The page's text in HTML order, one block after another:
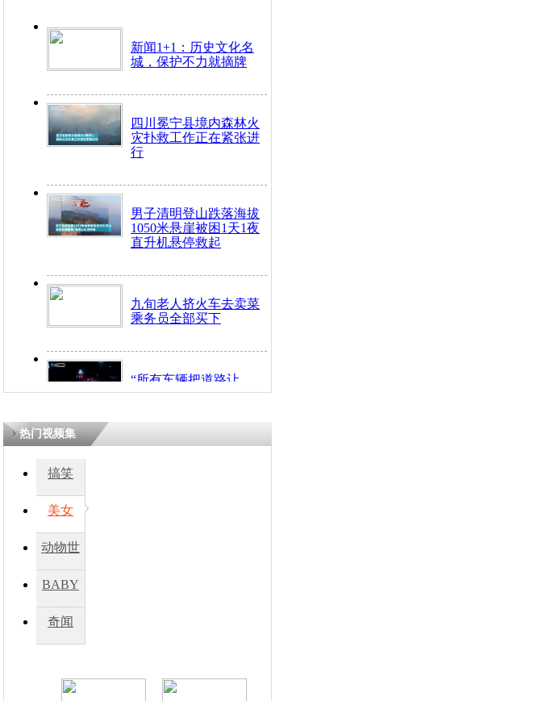
新闻1+1：历史文化名
城，保护不力就摘牌
四川冕宁县境内森林火
灾扑救工作正在紧张进
行
男子清明登山跌落海拔
1050米悬崖被困1天1夜
直升机悬停救起
九旬老人挤火车去卖菜
乘务员全部买下
“所有车辆把道路让
开！”儿童突发疾病交
热门视频集
搞笑
美女
动物世
BABY
秀
奇闻